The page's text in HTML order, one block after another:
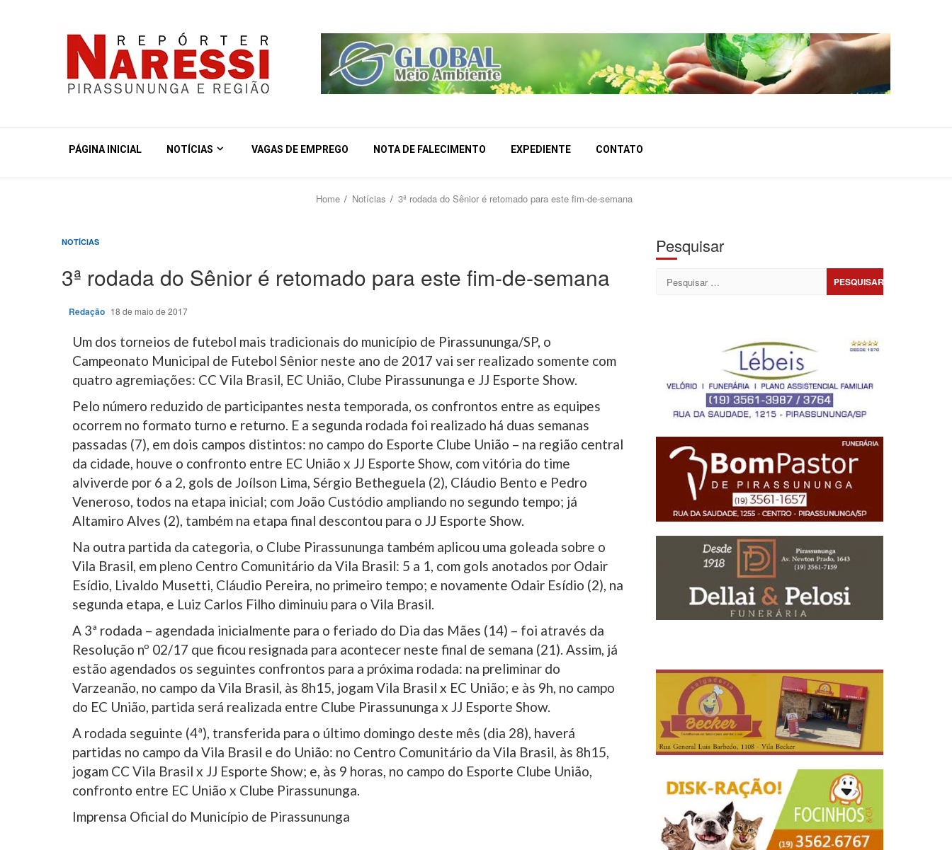
PÁGINA INICIAL NOTÍCIAS VAGAS DE EMPREGO NOTA DE FALECIMENTO EXPEDIENTE CONTATO
Home Notícias 3ª rodada do Sênior é retomado para este fim-de-semana
NOTÍCIAS
3ª rodada do Sênior é retomado para este fim-de-semana
Redação 18 de maio de 2017
Um dos torneios de futebol mais tradicionais do município de Pirassununga/SP, o
Campeonato Municipal de Futebol Sênior neste ano de 2017 vai ser realizado somente com
quatro agremiações: CC Vila Brasil, EC União, Clube Pirassununga e JJ Esporte Show.
Pelo número reduzido de participantes nesta temporada, os confrontos entre as equipes
ocorrem no formato turno e returno. E a segunda rodada foi realizado há duas semanas
passadas (7), em dois campos distintos: no campo do Esporte Clube União – na região central
da cidade, houve o confronto entre EC União x JJ Esporte Show, com vitória do time
alviverde por 6 a 2, gols de Joílson Lima, Sérgio Betheguela (2), Cláudio Bento e Pedro
Veneroso, todos na etapa inicial; com João Custódio ampliando no segundo tempo; já
Altamiro Alves (2), também na etapa final descontou para o JJ Esporte Show.
Na outra partida da categoria, o Clube Pirassununga também aplicou uma goleada sobre o
Vila Brasil, em pleno Centro Comunitário da Vila Brasil: 5 a 1, com gols anotados por Odair
Esídio, Livaldo Musetti, Cláudio Pereira, no primeiro tempo; e novamente Odair Esídio (2), na
segunda etapa, e Luiz Carlos Filho diminuiu para o Vila Brasil.
A 3ª rodada – agendada inicialmente para o feriado do Dia das Mães (14) – foi através da
Resolução nº 02/17 que ficou resignada para acontecer neste final de semana (21). Assim, já
estão agendados os seguintes confrontos para a próxima rodada: na preliminar do
Varzeanão, no campo da Vila Brasil, às 8h15, jogam Vila Brasil x EC União; e às 9h, no campo
do EC União, partida será realizada entre Clube Pirassununga x JJ Esporte Show.
A rodada seguinte (4ª), transferida para o último domingo deste mês (dia 28), haverá
partidas no campo da Vila Brasil e do União: no Centro Comunitário da Vila Brasil, às 8h15,
jogam CC Vila Brasil x JJ Esporte Show; e, às 9 horas, no campo do Esporte Clube União,
confronto entre EC União x Clube Pirassununga.
Imprensa Oficial do Município de Pirassununga
Pesquisar
Pesquisar